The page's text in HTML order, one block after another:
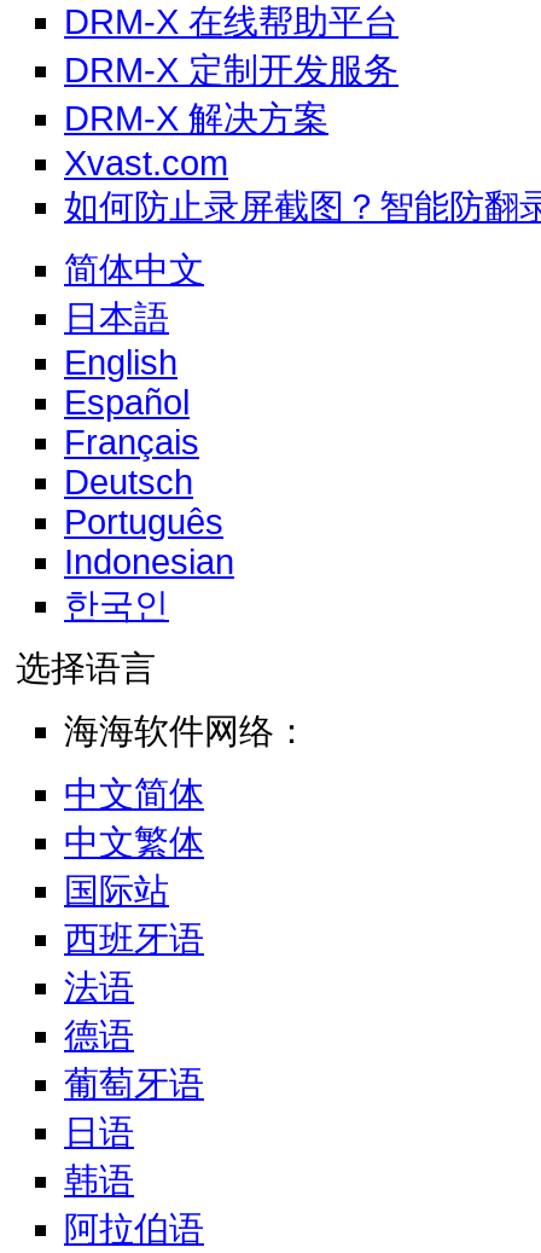
DRM-X 在线帮助平台
DRM-X 定制开发服务
DRM-X 解决方案
Xvast.com
如何防止录屏截图？智能防翻
简体中文
日本語
English
Español
Français
Deutsch
Português
Indonesian
한국인
选择语言
海海软件网络：
中文简体
中文繁体
国际站
西班牙语
法语
德语
葡萄牙语
日语
韩语
阿拉伯语